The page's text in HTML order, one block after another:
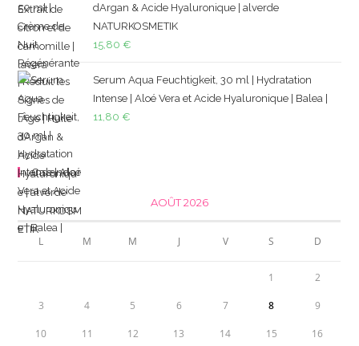
dArgan & Acide Hyaluronique | alverde
NATURKOSMETIK
15,80 €
Serum Aqua Feuchtigkeit, 30 ml | Hydratation
Intense | Aloé Vera et Acide Hyaluronique | Balea |
11,80 €
Calendar
AOÛT 2026
L M M J V S D
1 2
3 4 5 6 7 8 9
10 11 12 13 14 15 16